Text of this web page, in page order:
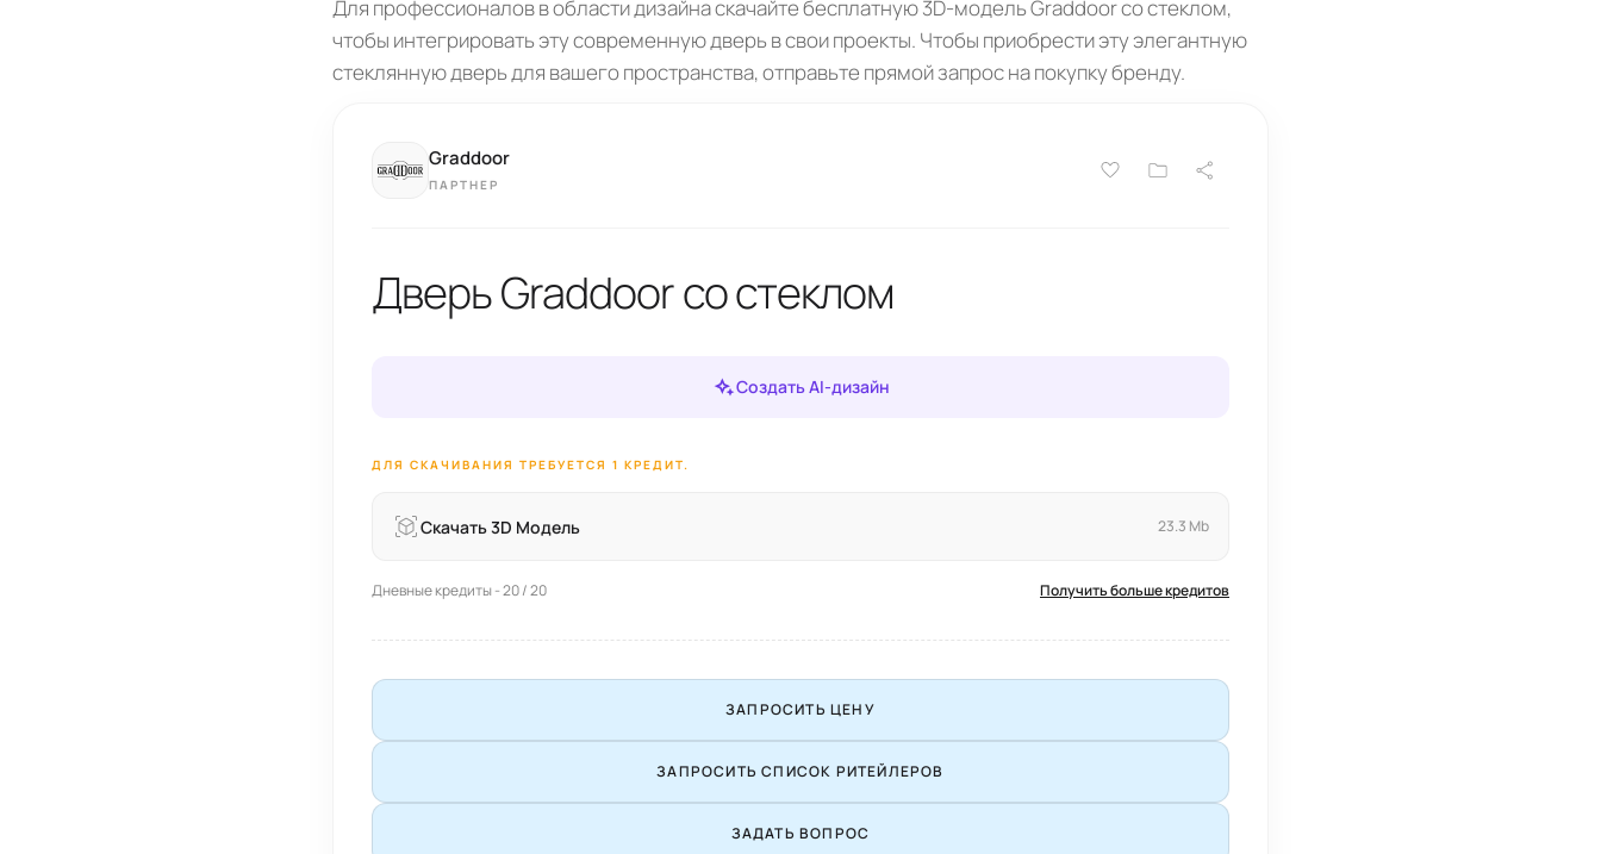
Для профессионалов в области дизайна скачайте бесплатную 3D-модель Graddoor со стеклом,
чтобы интегрировать эту современную дверь в свои проекты. Чтобы приобрести эту элегантную
стеклянную дверь для вашего пространства, отправьте прямой запрос на покупку бренду.
Graddoor
ПАРТНЕР
Дверь Graddoor со стеклом
Создать AI-дизайн
ДЛЯ СКАЧИВАНИЯ ТРЕБУЕТСЯ 1 КРЕДИТ.
Скачать 3D Модель 23.3 Mb
Дневные кредиты - 20 / 20 Получить больше кредитов
ЗАПРОСИТЬ ЦЕНУ
ЗАПРОСИТЬ СПИСОК РИТЕЙЛЕРОВ
ЗАДАТЬ ВОПРОС